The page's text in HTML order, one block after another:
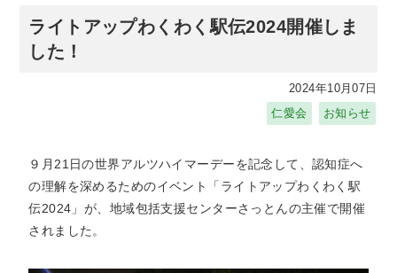
いさつ
保護方針
適格請求
主行動計
画・中途
採用比率
イフバラ
ンスの確
法人 仁
愛会医報
病院
ター
センター
保育園
ライトアップわくわく駅伝2024開催しま
した！
2024年10月07日
仁愛会
お知らせ
９月21日の世界アルツハイマーデーを記念して、認知症へ
の理解を深めるためのイベント「ライトアップわくわく駅
伝2024」が、地域包括支援センターさっとんの主催で開催
されました。